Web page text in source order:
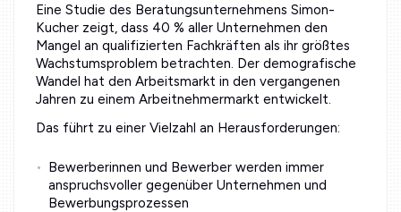
Eine Studie des Beratungsunternehmens Simon-
Kucher zeigt, dass 40 % aller Unternehmen den
Mangel an qualifizierten Fachkräften als ihr größtes
Wachstumsproblem betrachten. Der demografische
Wandel hat den Arbeitsmarkt in den vergangenen
Jahren zu einem Arbeitnehmermarkt entwickelt.
Das führt zu einer Vielzahl an Herausforderungen:
Bewerberinnen und Bewerber werden immer
anspruchsvoller gegenüber Unternehmen und
Bewerbungsprozessen